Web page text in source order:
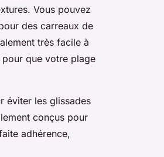
Vous pouvez
des carreaux de
très facile à
pour que votre plage
éviter les glissades
conçus pour
adhérence,